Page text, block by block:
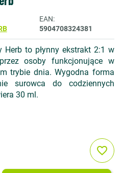
EAN
5904708324381
Herb to płynny ekstrakt 2:1 w
osoby funkcjonujące w
trybie dnia. Wygodna forma
surowca do codziennych
30 ml.
favorite_border